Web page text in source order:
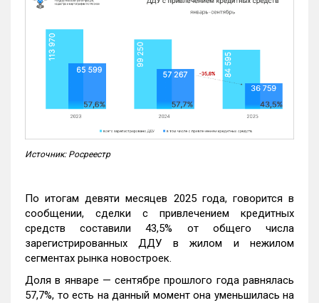
Источник: Росреестр
По итогам девяти месяцев 2025 года, говорится в
сообщении, сделки с привлечением кредитных
средств составили 43,5% от общего числа
зарегистрированных ДДУ в жилом и нежилом
сегментах рынка новостроек.
Доля в январе — сентябре прошлого года равнялась
57,7%, то есть на данный момент она уменьшилась на